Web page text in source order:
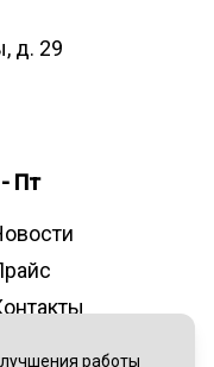
д. 29
Пт
работы